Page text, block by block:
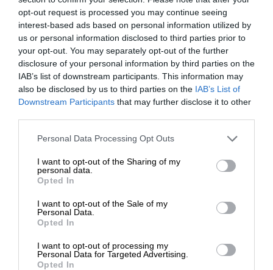
opt-out request is processed you may continue seeing
interest-based ads based on personal information utilized by
us or personal information disclosed to third parties prior to
your opt-out. You may separately opt-out of the further
disclosure of your personal information by third parties on the
IAB’s list of downstream participants. This information may
also be disclosed by us to third parties on the IAB’s List of
Downstream Participants that may further disclose it to other
Personal Data Processing Opt Outs
I want to opt-out of the Sharing of my
personal data.
Opted In
I want to opt-out of the Sale of my
Personal Data.
Opted In
I want to opt-out of processing my
Personal Data for Targeted Advertising.
Opted In